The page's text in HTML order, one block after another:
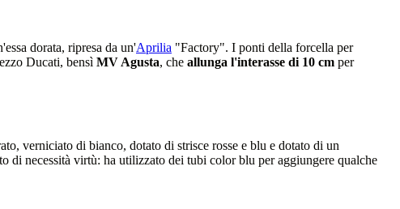
dorata, ripresa da un'Aprilia "Factory". I ponti della forcella per
Ducati, bensì MV Agusta, che allunga l'interasse di 10 cm per
verniciato di bianco, dotato di strisce rosse e blu e dotato di un
di necessità virtù: ha utilizzato dei tubi color blu per aggiungere qualche